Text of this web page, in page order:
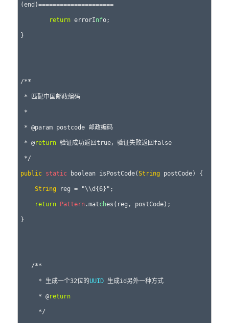
(end)=====================
return errorInfo;
}
/**
* @return 验证成功返回true，验证失败返回false
public static boolean isPostCode(String postCode) {
String reg = "\\d{6}";
return Pattern.matches(reg, postCode);
}
     * 生成一个32位的
UUID 生成id另外一种方式
     * @
return